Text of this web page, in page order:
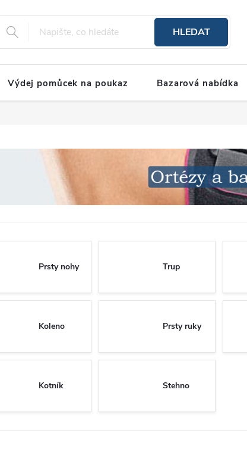
HLEDAT
Výdej pomůcek na poukaz Bazarová nabídka
Prsty nohy Trup
Koleno Prsty ruky
Kotník Stehno